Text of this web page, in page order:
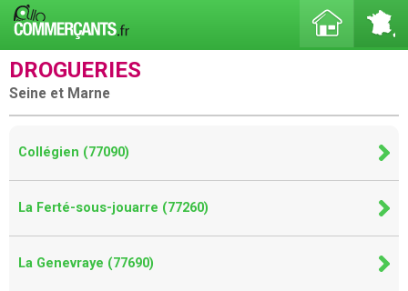
DROGUERIES
Seine et Marne
Collégien (77090)
La Ferté-sous-jouarre (77260)
La Genevraye (77690)